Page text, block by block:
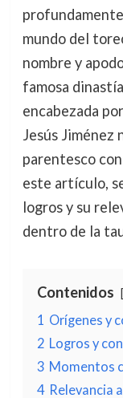
mundo del
nombre y
famosa
encabezada por
Jesús Jiménez
parentesco
este artículo,
logros y su
dentro de la
Contenidos
1 Orígenes y
2 Logros y
3 Momentos
4 Relevancia